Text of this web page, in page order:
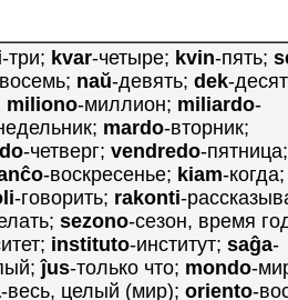
-три; kvar-четыре; kvin-пять;
naŭ-девять; dek-
miliono-миллион; miliardo-
mardo-вторник;
-четверг; vendredo-пятница;
-воскресенье; kiam-когда;
-говорить; rakonti-
sezono-сезон, время
instituto-институт; saĝa-
ĵus-только что; mondo-
-весь, целый (мир); oriento-